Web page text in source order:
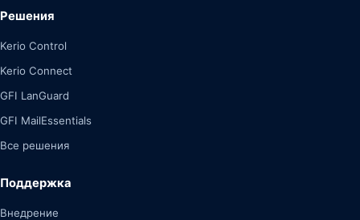
Решения
Kerio Control
Kerio Connect
GFI LanGuard
GFI MailEssentials
Все решения
Поддержка
Внедрение